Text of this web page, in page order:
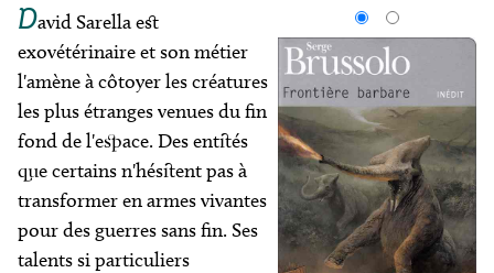
David Sarella est
exovétérinaire et son métier
l'amène à côtoyer les créatures
les plus étranges venues du fin
fond de l'espace. Des entités
que certains n'hésitent pas à
transformer en armes vivantes
pour des guerres sans fin. Ses
talents si particuliers